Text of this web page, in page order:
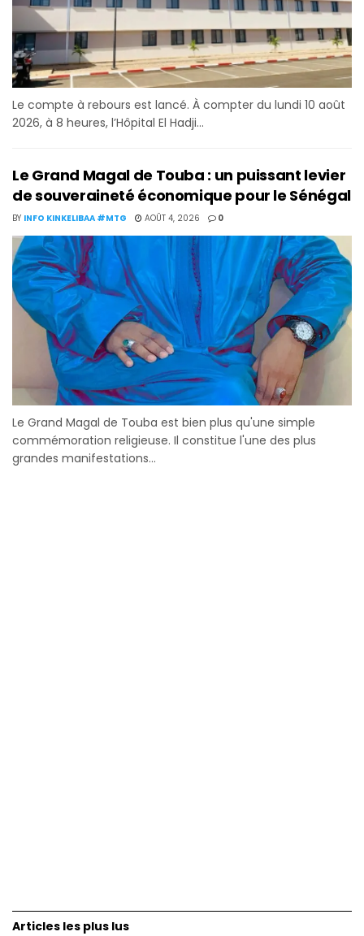
Le compte à rebours est lancé. À compter du lundi 10 août
2026, à 8 heures, l’Hôpital El Hadji...
Le Grand Magal de Touba : un puissant levier
de souveraineté économique pour le Sénégal
BY INFO KINKELIBAA #MTG AOÛT 4, 2026 0
Le Grand Magal de Touba est bien plus qu'une simple
commémoration religieuse. Il constitue l'une des plus
grandes manifestations...
Articles les plus lus